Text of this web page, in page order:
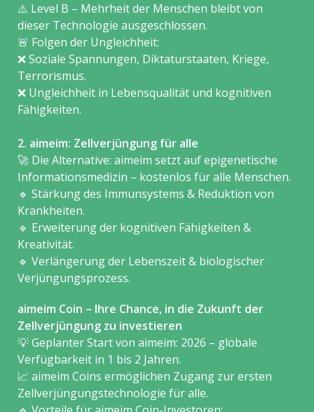
⚠️ Level B – Mehrheit der Menschen bleibt von
dieser Technologie ausgeschlossen.
🚨 Folgen der Ungleichheit:
❌ Soziale Spannungen, Diktaturstaaten, Kriege,
Terrorismus.
❌ Ungleichheit in Lebensqualität und kognitiven
Fähigkeiten.
2. aimeim: Zellverjüngung für alle
🚀 Die Alternative: aimeim setzt auf epigenetische
Informationsmedizin – kostenlos für alle Menschen.
🔹 Stärkung des Immunsystems & Reduktion von
Krankheiten.
🔹 Erweiterung der kognitiven Fähigkeiten &
Kreativität.
🔹 Verlängerung der Lebenszeit & biologischer
Verjüngungsprozess.
aimeim Coin – Ihre Chance, in die Zukunft der
Zellverjüngung zu investieren
💡 Geplanter Start von aimeim: 2026 – globale
Verfügbarkeit in 1 bis 2 Jahren.
📈 aimeim Coins ermöglichen Zugang zur ersten
Zellverjüngungstechnologie für alle.